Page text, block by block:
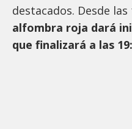
destacados. Desde las
alfombra roja dará
que finalizará a las